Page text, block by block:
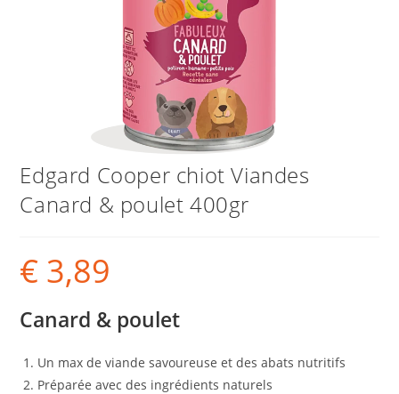
Edgard Cooper chiot Viandes
Canard & poulet 400gr
€ 3,89
Canard & poulet
Un max de viande savoureuse et des abats nutritifs
Préparée avec des ingrédients naturels